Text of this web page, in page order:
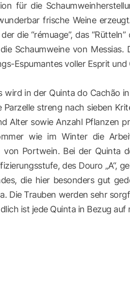
für die
frische Weine
die “rémuage”, das
Schaumweine von
Espumantes voller Esprit und
wird in der Quinta do Cachão
streng nach sieben
Alter sowie Anzahl Pflanzen
wie im Winter die
Portwein. Bei der Quinta
des Douro „A“,
die hier besonders gut
Die Trauben werden sehr
ist jede Quinta in Bezug